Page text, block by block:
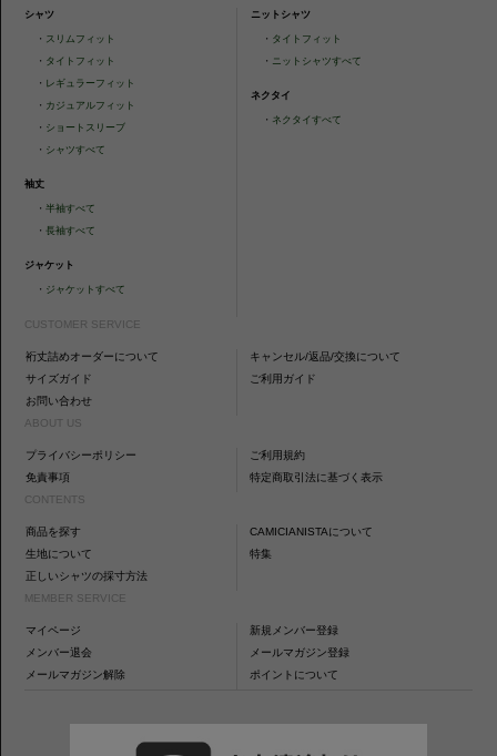
シャツ
・ スリムフィット
・ タイトフィット
・ レギュラーフィット
・ カジュアルフィット
・ ショートスリーブ
・ シャツすべて
袖丈
・半袖すべて
・長袖すべて
ジャケット
・ ジャケットすべて
ニットシャツ
・ タイトフィット
・ ニットシャツすべて
ネクタイ
・ ネクタイすべて
CUSTOMER SERVICE
裄丈詰めオーダーについて
キャンセル/返品/交換について
サイズガイド
ご利用ガイド
お問い合わせ
ABOUT US
プライバシーポリシー
ご利用規約
免責事項
特定商取引法に基づく表示
CONTENTS
商品を探す
CAMICIANISTAについて
生地について
特集
正しいシャツの採寸方法
MEMBER SERVICE
マイページ
新規メンバー登録
メンバー退会
メールマガジン登録
メールマガジン解除
ポイントについて